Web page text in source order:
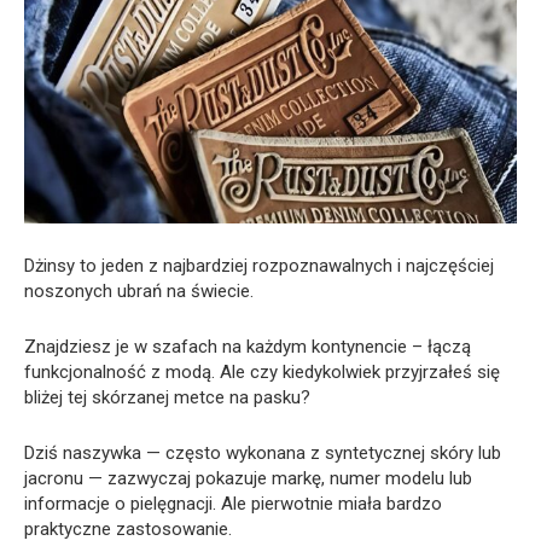
Dżinsy to jeden z najbardziej rozpoznawalnych i najczęściej
noszonych ubrań na świecie.
Znajdziesz je w szafach na każdym kontynencie – łączą
funkcjonalność z modą. Ale czy kiedykolwiek przyjrzałeś się
bliżej tej skórzanej metce na pasku?
Dziś naszywka — często wykonana z syntetycznej skóry lub
jacronu — zazwyczaj pokazuje markę, numer modelu lub
informacje o pielęgnacji. Ale pierwotnie miała bardzo
praktyczne zastosowanie.